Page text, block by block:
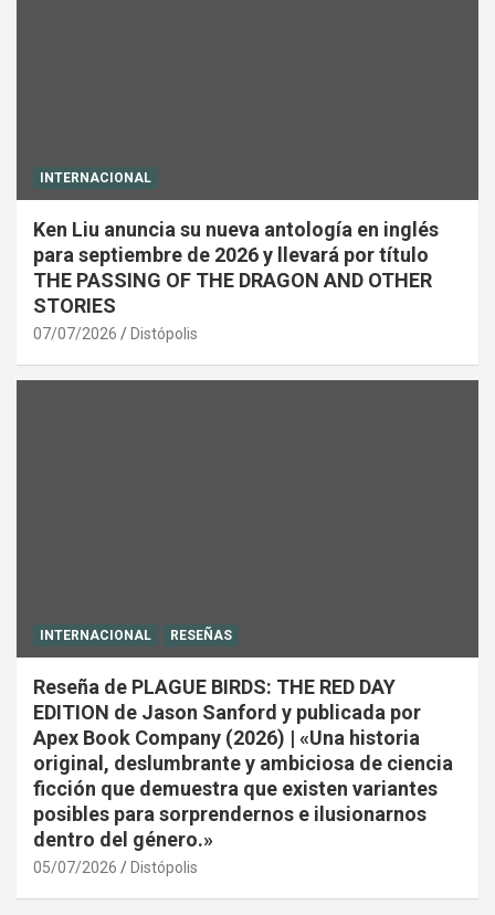
INTERNACIONAL
Ken Liu anuncia su nueva antología en inglés
para septiembre de 2026 y llevará por título
THE PASSING OF THE DRAGON AND OTHER
STORIES
07/07/2026 Distópolis
INTERNACIONAL RESEÑAS
Reseña de PLAGUE BIRDS: THE RED DAY
EDITION de Jason Sanford y publicada por
Apex Book Company (2026) | «Una historia
original, deslumbrante y ambiciosa de ciencia
ficción que demuestra que existen variantes
posibles para sorprendernos e ilusionarnos
dentro del género.»
05/07/2026 Distópolis